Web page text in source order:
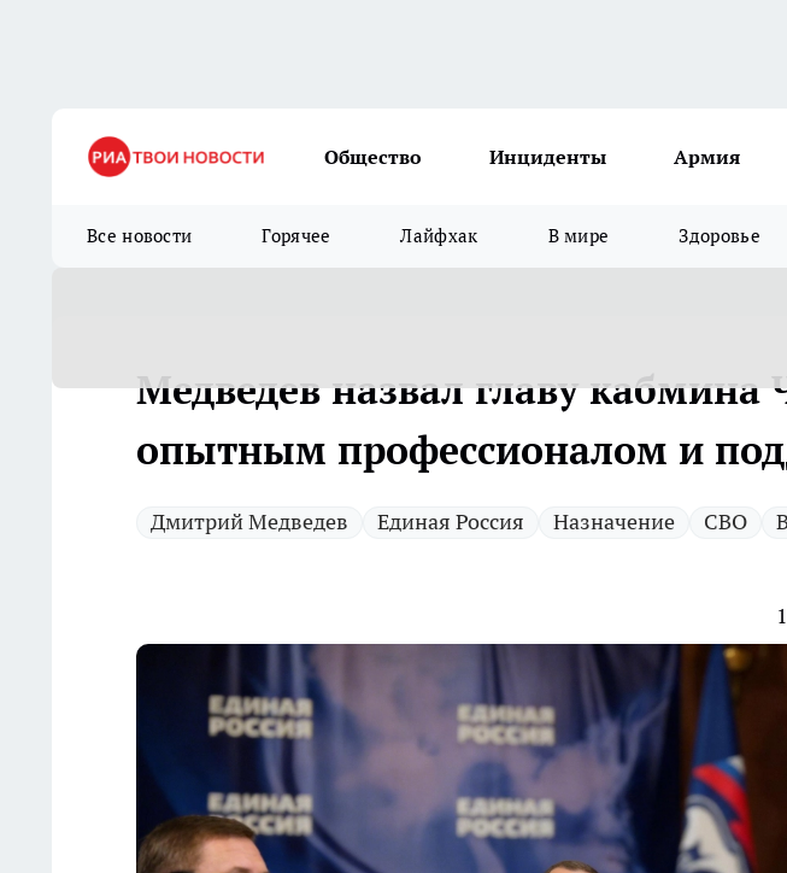
Общество Инциденты Армия
Все новости Горячее Лайфхак В мире Здоровье
Медведев назвал главу кабмина
опытным профессионалом и
Дмитрий Медведев Единая Россия Назначение СВО